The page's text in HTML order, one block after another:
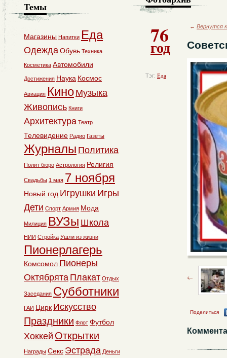
76
год
Тэг: Еда
← Вернутся
Поделиться
Темы
Магазины Напитки Еда
ОдеждаОбувь Техника
Косметика Автомобили
Достижения Наука Космос
Авиация Кино Музыка
Живопись Книги
Архитектура Театр
Телевидение Радио Газеты
Журналы Политика
Полит бюро Астрология Религия
Свадьбы 1 мая 7 ноября
Новый год Игрушки Игры
Дети Спорт Армия Мода
Милиция ВУЗы Школа
НИИ Стройка Ушли из жизни
Пионерлагерь
Комсомол Пионеры
Октябрята Плакат Отдых
Заседания Субботники
ГАИ Цирк Искусство
Праздники Флот Футбол
Хоккей Открытки
Награды Секс Эстрада Деньги